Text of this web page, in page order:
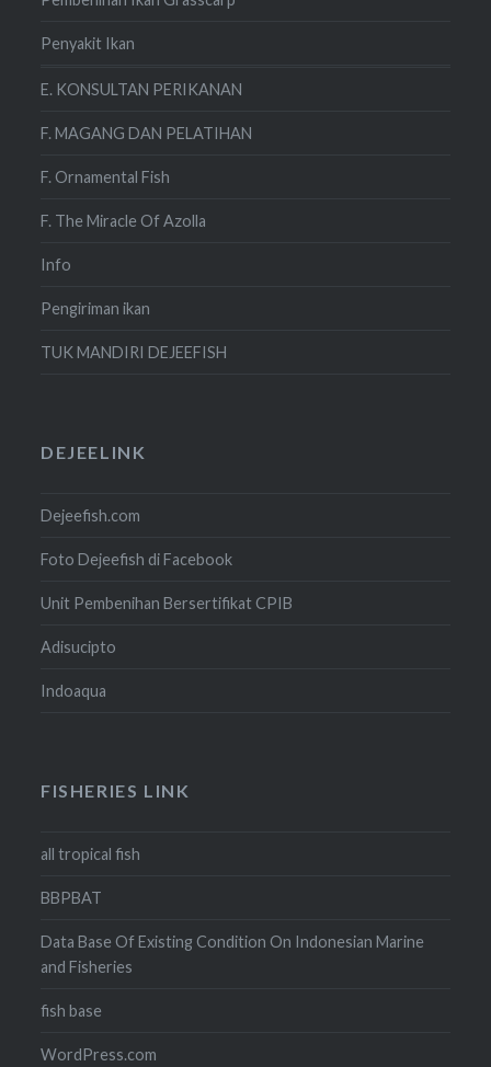
Penyakit Ikan
E. KONSULTAN PERIKANAN
F. MAGANG DAN PELATIHAN
F. Ornamental Fish
F. The Miracle Of Azolla
Info
Pengiriman ikan
TUK MANDIRI DEJEEFISH
DEJEELINK
Dejeefish.com
Foto Dejeefish di Facebook
Unit Pembenihan Bersertifikat CPIB
Adisucipto
Indoaqua
FISHERIES LINK
all tropical fish
BBPBAT
Data Base Of Existing Condition On Indonesian Marine
and Fisheries
fish base
WordPress.com